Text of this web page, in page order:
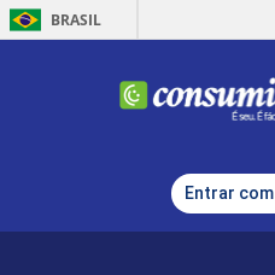
BRASIL
Entrar com